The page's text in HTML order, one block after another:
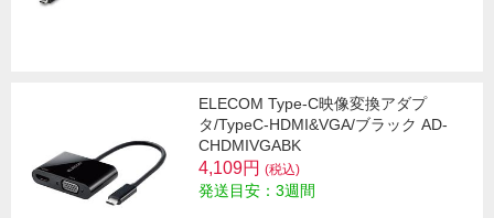
ELECOM Type-C映像変換アダプ
タ/TypeC-HDMI&VGA/ブラック AD-
CHDMIVGABK
4,109円 (税込)
発送目安：3週間